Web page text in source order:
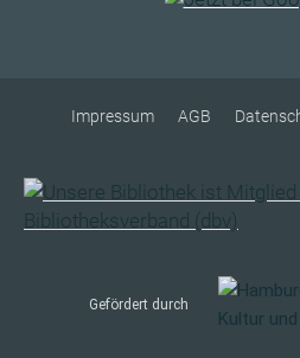
Impressum AGB
Gefördert durch